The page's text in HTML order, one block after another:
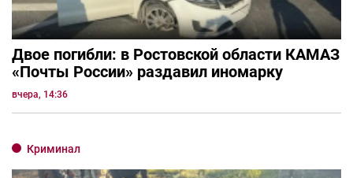
Двое погибли: в Ростовской области КАМАЗ
«Почты России» раздавил иномарку
вчера, 14:36
Криминал